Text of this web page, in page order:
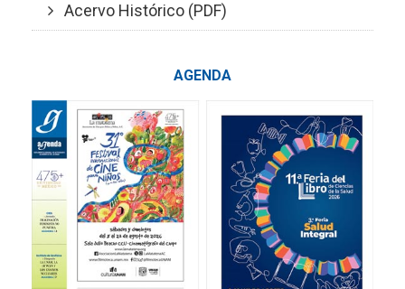
Acervo Histórico (PDF)
AGENDA